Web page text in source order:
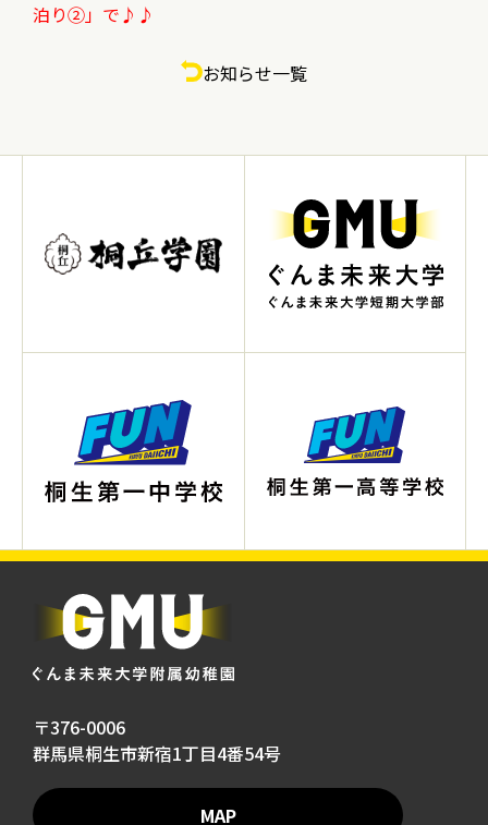
泊り②」で♪♪
お知らせ一覧
〒376-0006
群馬県桐生市新宿1丁目4番54号
MAP